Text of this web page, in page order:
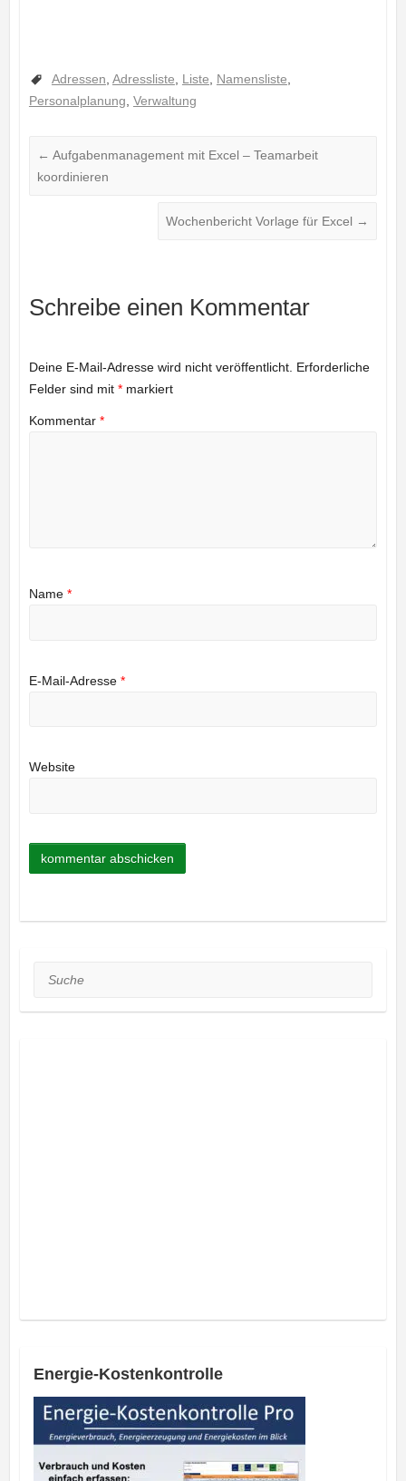
Adressen, Adressliste, Liste, Namensliste,
Personalplanung, Verwaltung
← Aufgabenmanagement mit Excel – Teamarbeit
koordinieren
Wochenbericht Vorlage für Excel →
Schreibe einen Kommentar
Deine E-Mail-Adresse wird nicht veröffentlicht. Erforderliche
Felder sind mit *markiert
Kommentar *
Name *
E-Mail-Adresse *
Website
Suche
Energie-Kostenkontrolle